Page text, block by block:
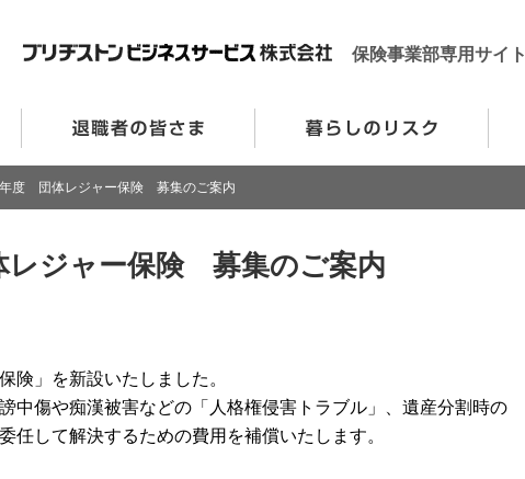
保険事業部専用サイト
度 団体レジャー保険 募集のご案内
ジャー保険 募集のご案内
険」を新設いたしました。
中傷や痴漢被害などの「人格権侵害トラブル」
、遺産分割時の
任して解決するための費用を補償いたします。